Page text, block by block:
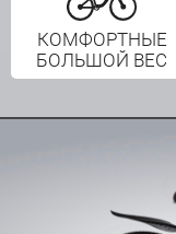
КОМФОРТНЫЕ
БОЛЬШОЙ ВЕС